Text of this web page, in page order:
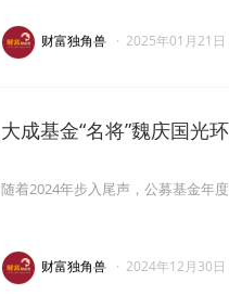
财富独角兽 · 2025年01月21日
大成基金“名将”魏庆国光
随着2024年步入尾声，公募基金年度
财富独角兽 · 2024年12月30日